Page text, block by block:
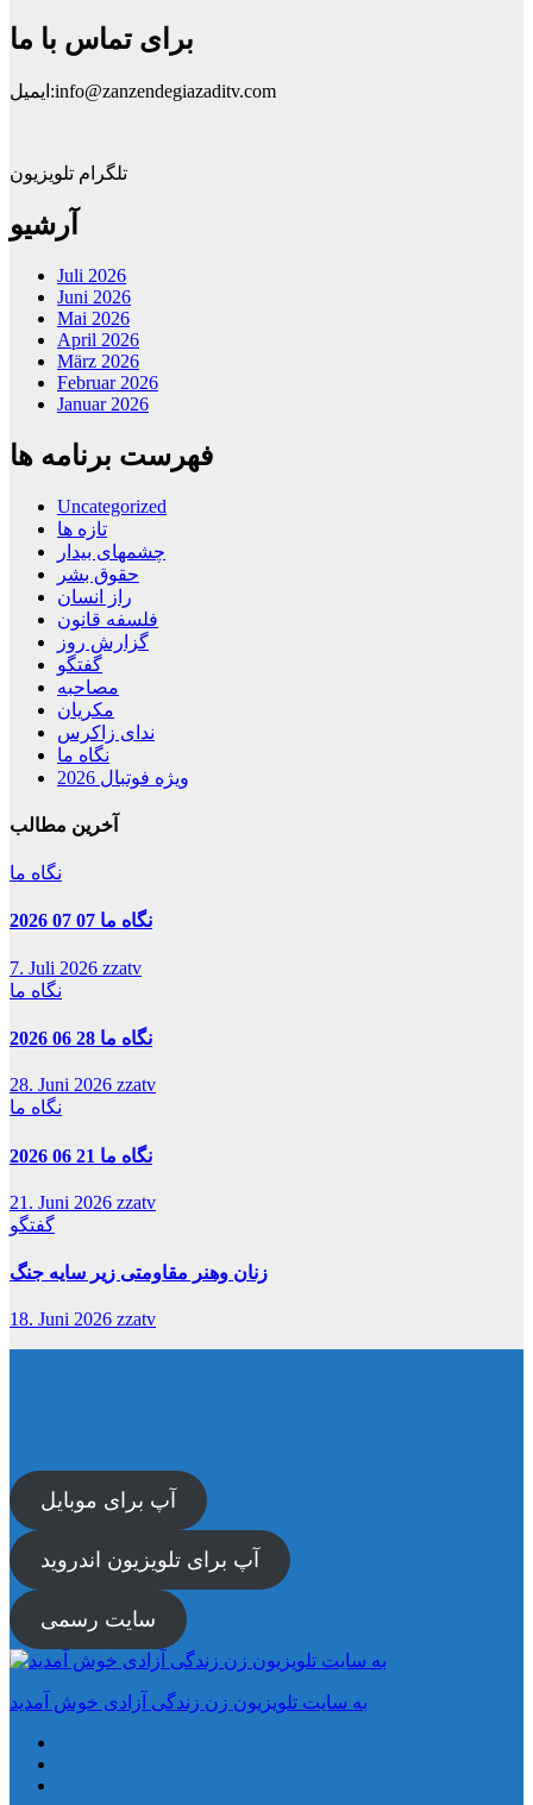
برای تماس با ما
ایمیل:info@zanzendegiazaditv.com
تلگرام تلویزیون
آرشیو
Juli 2026
Juni 2026
Mai 2026
April 2026
März 2026
Februar 2026
Januar 2026
فهرست برنامه ها
Uncategorized
تازه ها
چشمهای بیدار
حقوق بشر
راز انسان
فلسفه قانون
گزارش روز
گفتگو
مصاحبه
مکریان
ندای زاکرس
نگاه ما
ویژه فوتبال 2026
آخرین مطالب
نگاه ما
نگاه ما 07 07 2026
7. Juli 2026 zzatv
نگاه ما
نگاه ما 28 06 2026
28. Juni 2026 zzatv
نگاه ما
نگاه ما 21 06 2026
21. Juni 2026 zzatv
گفتگو
زنان وهنر مقاومتی زیر سایه جنگ
18. Juni 2026 zzatv
آپ برای موبایل
آپ برای تلویزیون اندروید
سایت رسمی
به سایت تلویزیون زن زندگی آزادی خوش آمدید